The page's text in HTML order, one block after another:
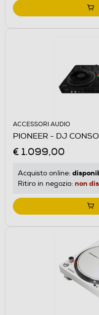
ACCESSORI AUDIO
PIONEER - DJ
€ 1.099,00
Acquisto online:
Ritiro in negozio: non